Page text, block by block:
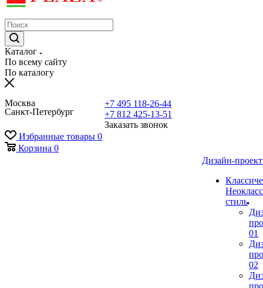
Каталог
По всему сайту
По каталогу
Москва
Санкт-Петербург
+7 495 118-26-44
+7 812 425-13-51
Заказать звонок
Избранные товары 0
Корзина 0
Дизайн-
стиль
01
02